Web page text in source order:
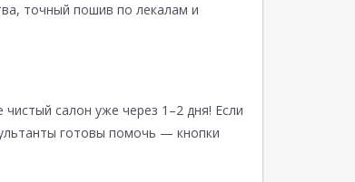
точный пошив по лекалам и
чистый салон уже через 1–2 дня! Если
готовы помочь — кнопки